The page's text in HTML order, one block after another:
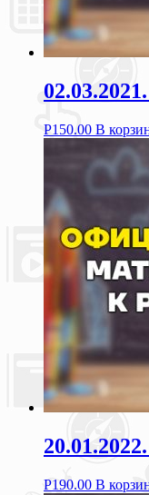
Р150.00 В
Р190.00 В